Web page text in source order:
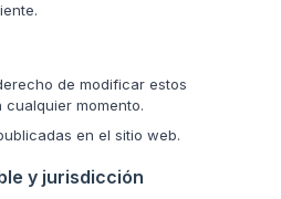
de modificar estos
cualquier momento.
en el sitio web.
y jurisdicción